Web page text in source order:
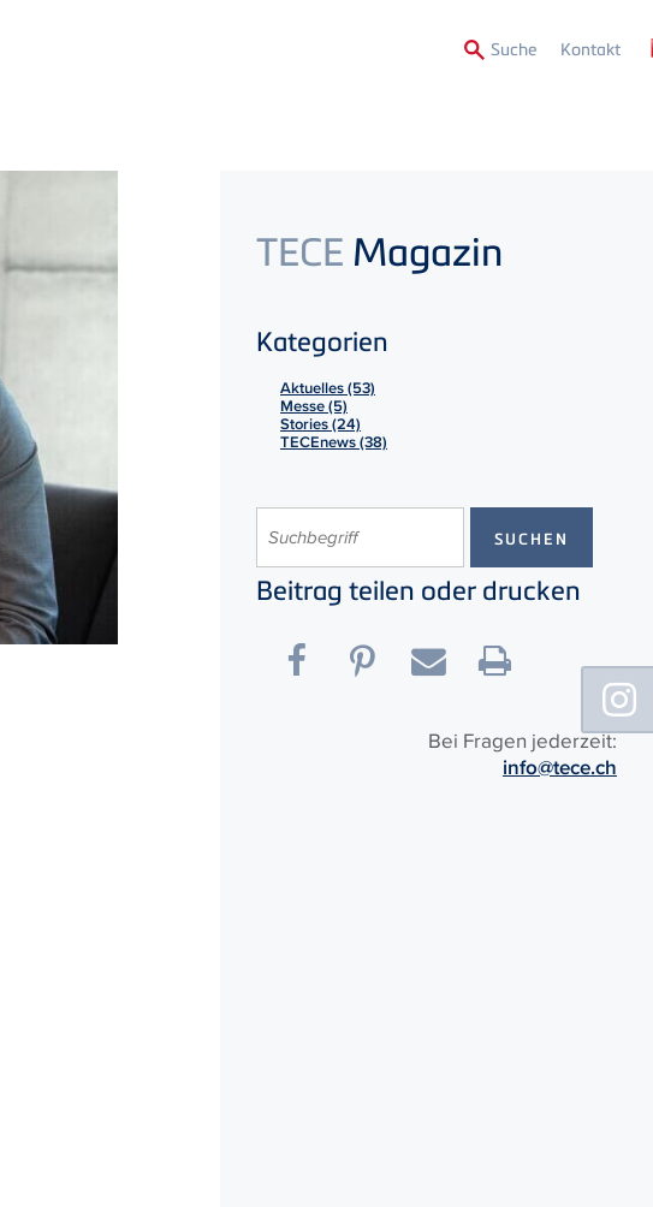
Suche Kontakt
TECE Magazin
Kategorien
Aktuelles (53)
Messe (5)
Stories (24)
TECEnews (38)
Beitrag teilen oder drucken
Bei Fragen jederzeit:
info@tece.ch
Floating